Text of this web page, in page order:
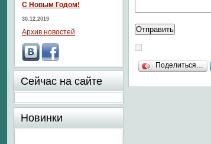
Поделиться…
С Новым Годом!
30.12.2019
Архив новостей
Сейчас на сайте
Новинки